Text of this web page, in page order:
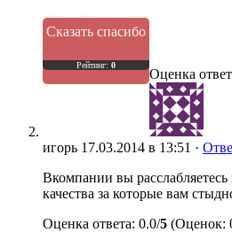
Сказать спасибо
Рейтинг: 0
Оценка
игорь 17.03.2014 в 13:51 ·
Вкомпании вы
качества за которые вам
Оценка ответа: 0.0/5 (Оценок: